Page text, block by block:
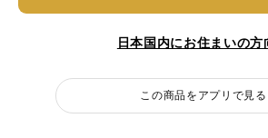
日本国内にお住まいの方
この商品をアプリで見る